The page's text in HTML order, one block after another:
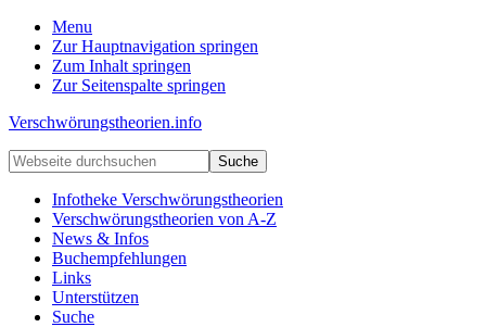
Menu
Zur Hauptnavigation springen
Zum Inhalt springen
Zur Seitenspalte springen
Verschwörungstheorien.info
Beiträge
zu
Merkmalen,
Funktionen
Risiken
konspirationistischen
Denkens
Webseite
durchsuchen
Infotheke Verschwörungstheorien
Verschwörungstheorien von A-Z
News & Infos
Buchempfehlungen
Links
Unterstützen
Suche